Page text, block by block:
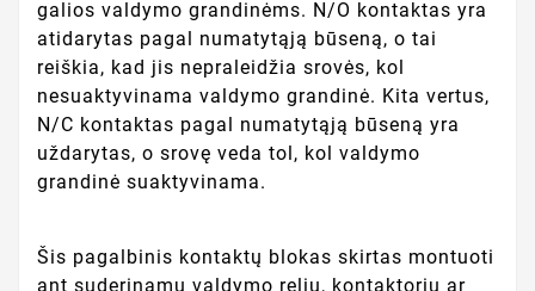
galios valdymo grandinėms. N/O kontaktas yra
atidarytas pagal numatytąją būseną, o tai
reiškia, kad jis nepraleidžia srovės, kol
nesuaktyvinama valdymo grandinė. Kita vertus,
N/C kontaktas pagal numatytąją būseną yra
uždarytas, o srovę veda tol, kol valdymo
grandinė suaktyvinama.
Šis pagalbinis kontaktų blokas skirtas montuoti
ant suderinamų valdymo relių, kontaktorių ar